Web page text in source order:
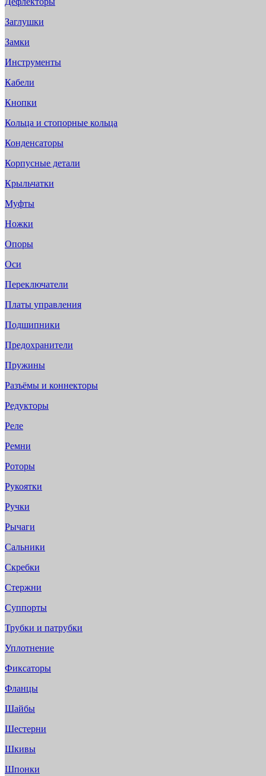
Заглушки
Замки
Инструменты
Кабели
Кнопки
Кольца и стопорные кольца
Конденсаторы
Корпусные детали
Крыльчатки
Муфты
Ножки
Опоры
Оси
Переключатели
Платы управления
Подшипники
Предохранители
Пружины
Разъёмы и коннекторы
Редукторы
Реле
Ремни
Роторы
Рукоятки
Ручки
Рычаги
Сальники
Скребки
Стержни
Суппорты
Трубки и патрубки
Уплотнение
Фиксаторы
Фланцы
Шайбы
Шестерни
Шкивы
Шпонки